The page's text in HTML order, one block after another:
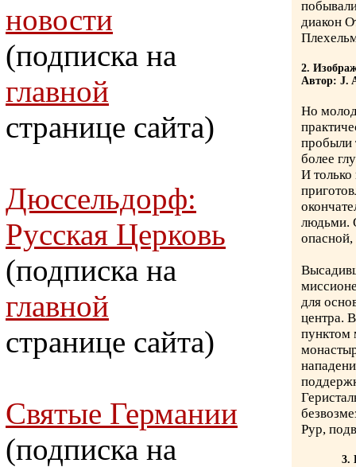
новости
(подписка на
главной
странице сайта)
Дюссельдорф:
Русская Церковь
(подписка на
главной
странице сайта)
Святые Германии
(подписка на
диакон
2.
Автор: J.
Но
пробыли
более
И только
людьми.
для
центра.
пунктом
Рур,
3.